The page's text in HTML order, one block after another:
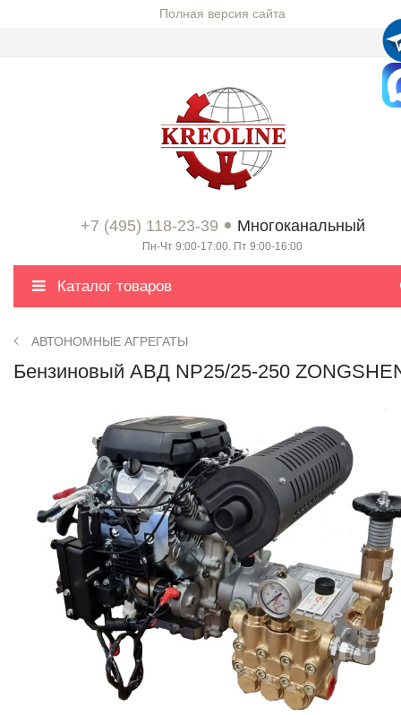
Полная версия сайта
+7 (495) 118-23-39 Многоканальный
Пн-Чт 9:00-17:00. Пт 9:00-16:00
Каталог товаров
АВТОНОМНЫЕ АГРЕГАТЫ
Бензиновый АВД NP25/25-250